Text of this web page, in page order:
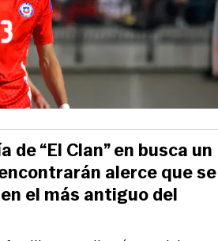
de “El Clan” en busca un
alerce que se
el más antiguo del